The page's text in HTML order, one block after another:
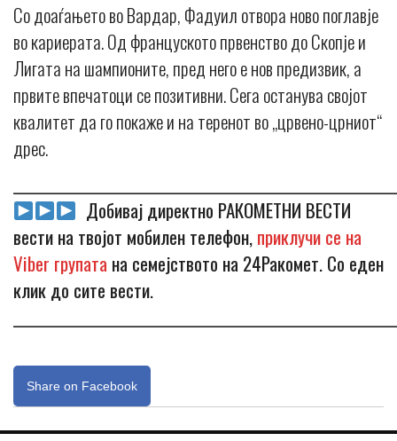
Со доаѓањето во Вардар, Фадуил отвора ново поглавје
во кариерата. Од француското првенство до Скопје и
Лигата на шампионите, пред него е нов предизвик, а
првите впечатоци се позитивни. Сега останува својот
квалитет да го покаже и на теренот во „црвено-црниот“
дрес.
Добивај директно РАКОМЕТНИ ВЕСТИ
вести на твојот мобилен телефон,приклучи се на
Viber групата на семејството на 24Ракомет. Со еден
клик до сите вести.
Share on Facebook